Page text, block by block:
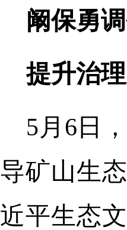
阚保勇
提升治
5月6日
导矿山生
近平生态